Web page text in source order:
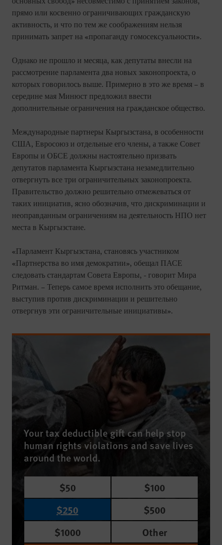
прямо или косвенно ограничивающих гражданскую
активность, и что по тем же соображениям нельзя
принимать запрет на «пропаганду гомосексуальности».
Однако не прошло и месяца, как депутаты внесли на
рассмотрение парламента два новых законопроекта, о
которых говорилось выше. Примерно в это же время – в
середине мая Минюст предложил ввести
дополнительные ограничения на гражданское общество.
Международные партнеры Кыргызстана, в особенности
США, Евросоюз и отдельные его члены, а также Совет
Европы и ОБСЕ должны настоятельно призвать
депутатов парламента Кыргызстана незамедлительно
отвергнуть все три ограничительных законопроекта.
Правительство должно решительно отмежеваться от
таких инициатив, ясно обозначив, что дискриминации и
неоправданным ограничениям на деятельность НПО нет
места в Кыргызстане.
«Парламент Кыргызстана, становясь участником
«Партнерства во имя демократии», обещал ПАСЕ
следовать стандартам Совета Европы, - говорит Мира
Ритман. – Теперь самое время исполнить это обещание,
выступив против дискриминации и решительно
отвергнув эти ограничительные инициативы».
Your tax deductible gift can help stop
human rights violations and save lives
around the world.
$50
$100
$250
$500
$1000
Other